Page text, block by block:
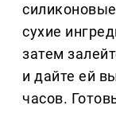
сухие
затем
и дайте ей
часов.